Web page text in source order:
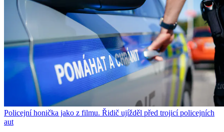
Policejní honička jako z filmu. Řidič ujížděl před trojicí policejních
aut